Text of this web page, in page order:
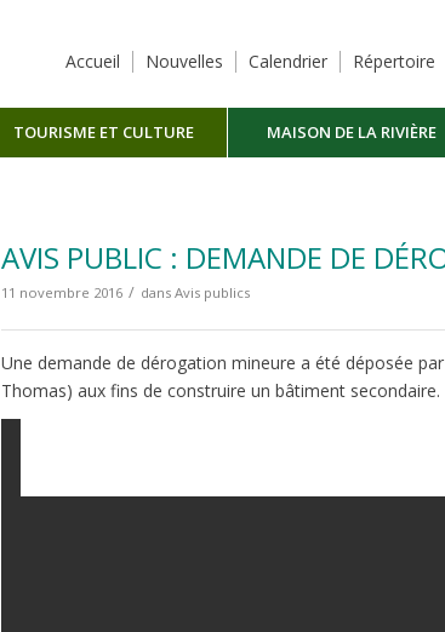
Accueil Nouvelles Calendrier Répertoire
TOURISME ET CULTURE MAISON DE LA RIVIÈRE
AVIS PUBLIC : DEMANDE DE
11 novembre 2016 / dans Avis publics
Une demande de dérogation mineure a été déposée
Thomas) aux fins de construire un bâtiment secondaire.